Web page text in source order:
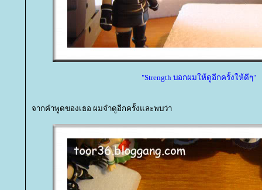
"Strength บอกผมให้ดูอีกครั้งให้ดีๆ"
จากคำพูดของเธอ ผมจำดูอีกครั้งและพบว่า